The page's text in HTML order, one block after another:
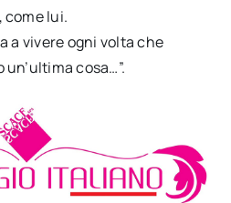
come lui.
a vivere ogni volta che
cosa…”.